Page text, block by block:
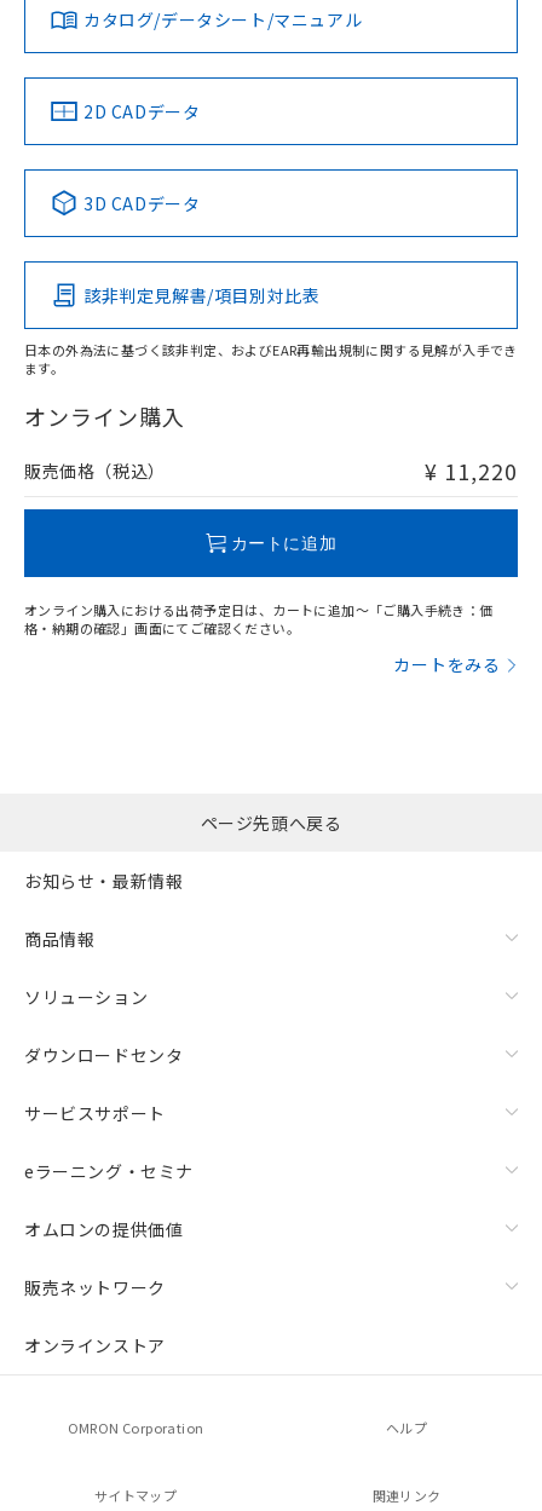
以上、n: 18mm以上
検出領域
みください。
ソフトウェアの使用条件
対応済み
中国 RoHS 注意事項・凡例
Pb Hg Cd Cr(VI)
O
在庫等で未対応品が混在する可能性があります。
問い合わせください。
LR型式承認
（イギリス
船舶規格）
DNV型式承認
（ノルウェー
BV型式承認
（フランス
KR型式
（韓国
No No No No
この製品の規格認証/適合状況ページへ
その他の認証はこちらのページからご検索ください
カタログ/データシート/マニュアル
2D CADデータ
3D CADデータ
該非判定見解書/項目別対比表
日本の外為法に基づく該非判定、およびEAR再輸出規制に関する見解が入手でき
ます。
オンライン購入
販売価格（税込） ¥ 11,220
カートに追加
オンライン購入における出荷予定日は、カートに追加～「ご購入手続き：価
格・納期の確認」画面にてご確認ください。
カートをみる
ページ先頭へ戻る
お知らせ・最新情報
商品情報
ソリューション
ダウンロードセンタ
サービスサポート
eラーニング・セミナ
オムロンの提供価値
販売ネットワーク
オンラインストア
OMRON Corporation ヘルプ
サイトマップ 関連リンク